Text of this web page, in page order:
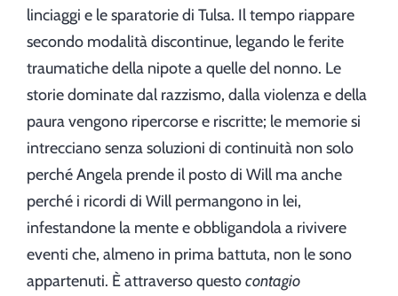
linciaggi e le sparatorie di Tulsa. Il tempo riappare
secondo modalità discontinue, legando le ferite
traumatiche della nipote a quelle del nonno. Le
storie dominate dal razzismo, dalla violenza e della
paura vengono ripercorse e riscritte; le memorie si
intrecciano senza soluzioni di continuità non solo
perché Angela prende il posto di Will ma anche
perché i ricordi di Will permangono in lei,
infestandone la mente e obbligandola a rivivere
eventi che, almeno in prima battuta, non le sono
appartenuti. È attraverso questocontagio